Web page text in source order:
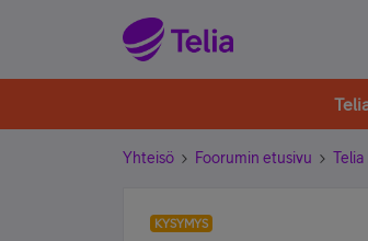
Yhteisö Foorumin etusivu Telia
KYSYMYS